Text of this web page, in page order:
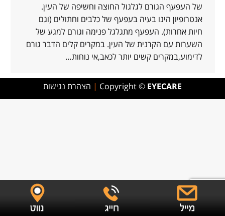
של העפעף הגורם לגלגול החוצה וחשיפה של העין.
אנטרופיון הינו בעיה בעפעף של כלבים וחתולים (וגם
חיות אחרות). העפעף מתגלגל פנימה וגורם למגע של
השערות עם הקרנית של העין. במקרים קלים הדבר גורם
לדימוע,במקרים קשים יותר לכאב,אי נוחות…
Copyright © EYECARE
| הצהרת נגישות